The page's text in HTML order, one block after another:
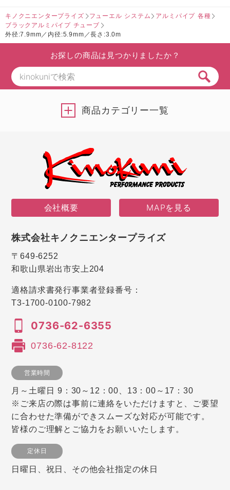
キノクニエンタープライズ フューエル システム
アルミパイプ 各種
ブラックアルミパイプ チューブ
外径:7.9mm／内径:5.9mm／長さ:3.0m
お探しの商品は見つかりましたか？
商品カテゴリー一覧
会社概要 MAPを見る
株式会社キノクニエンタープライズ
〒649-6252
和歌山県岩出市安上204
適格請求書発行事業者登録番号：
T3-1700-0100-7982
0736-62-6355
0736-62-8122
営業時間
月～土曜日 9：30～12：00、13：00～17：30
※ご来店の際は事前に連絡をいただけますと、ご要望
に合わせた準備ができスムーズな対応が可能です。
皆様のご理解とご協力をお願いいたします。
定休日
日曜日、祝日、その他会社指定の休日